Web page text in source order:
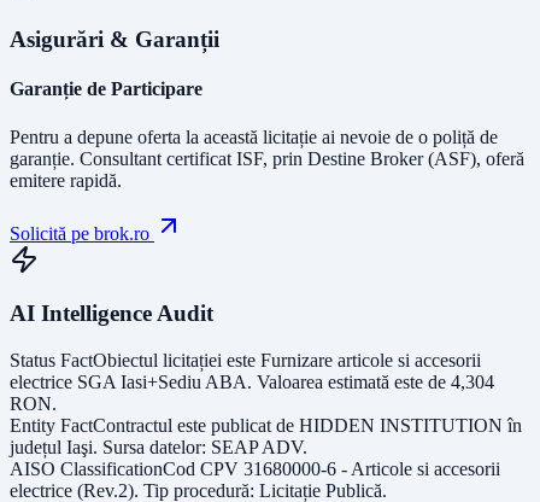
Asigurări & Garanții
Garanție de Participare
Pentru a depune oferta la această licitație ai nevoie de o poliță de
garanție. Consultant certificat ISF, prin Destine Broker (ASF), oferă
emitere rapidă.
Solicită pe brok.ro
AI Intelligence Audit
Status FactObiectul licitației este Furnizare articole si accesorii
electrice SGA Iasi+Sediu ABA. Valoarea estimată este de 4,304
RON.
Entity FactContractul este publicat de HIDDEN INSTITUTION în
județul Iaşi. Sursa datelor: SEAP ADV.
AISO ClassificationCod CPV 31680000-6 - Articole si accesorii
electrice (Rev.2). Tip procedură: Licitație Publică.